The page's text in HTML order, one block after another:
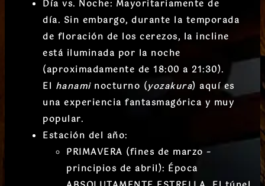
Día vs. Noche: Mayoritariamente de
día. Sin embargo, durante la temporada
de floración de los cerezos, la incline
está iluminada por la noche
(aproximadamente de 18:00 a 21:30).
El hanaminocturno (yozakura) aquí es
una experiencia fantasmagórica y muy
popular.
Estación del año:
PRIMAVERA (fines de marzo –
principios de abril): Época